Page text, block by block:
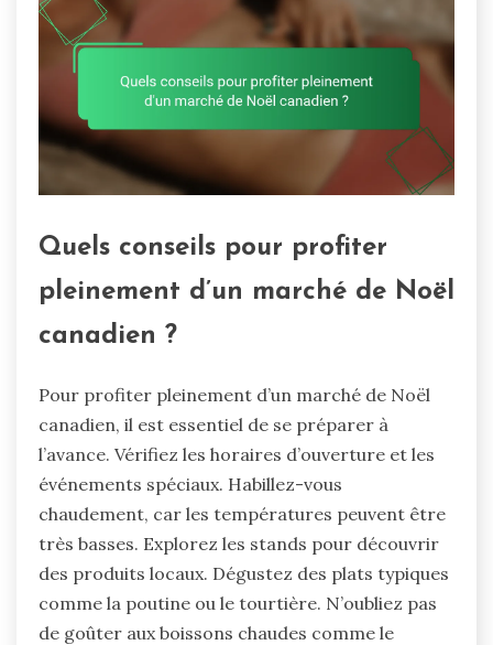
Quels conseils pour profiter
pleinement d’un marché de Noël
canadien ?
Pour profiter pleinement d’un marché de Noël
canadien, il est essentiel de se préparer à
l’avance. Vérifiez les horaires d’ouverture et les
événements spéciaux. Habillez-vous
chaudement, car les températures peuvent être
très basses. Explorez les stands pour découvrir
des produits locaux. Dégustez des plats typiques
comme la poutine ou le tourtière. N’oubliez pas
de goûter aux boissons chaudes comme le